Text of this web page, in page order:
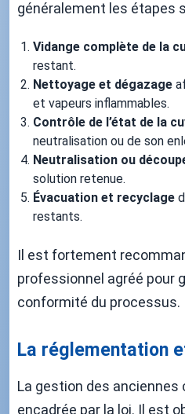
généralement les étapes
Vidange complète de la
restant.
Nettoyage et dégazage
et vapeurs inflammables.
Contrôle de l’état de la
neutralisation ou de son
Neutralisation ou
solution retenue.
Évacuation et recyclage
restants.
Il est fortement
professionnel agréé pour
conformité du processus.
La réglementation
La gestion des anciennes
encadrée par la loi. Il est